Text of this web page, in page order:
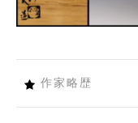
作家略歴